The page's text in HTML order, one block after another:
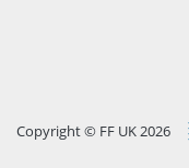
Copyright © FF UK 2026